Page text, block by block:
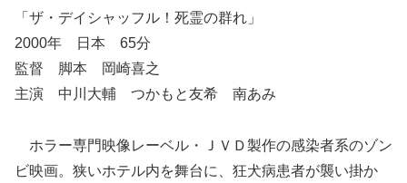
「ザ・デイシャッフル！死霊の群れ」
2000年 日本 65分
監督 脚本 岡崎喜之
主演 中川大輔 つかもと友希 南あみ
ホラー専門映像レーベル・ＪＶＤ製作の感染者系のゾン
ビ映画。狭いホテル内を舞台に、狂犬病患者が襲い掛か